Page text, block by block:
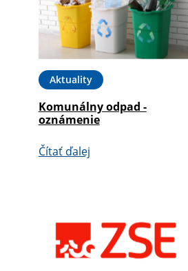
Aktuality
Komunálny odpad -
oznámenie
Čítať ďalej